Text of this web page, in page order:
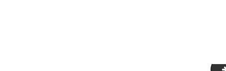
22.05.2026.-Ručak Novi Beograd_page-0002